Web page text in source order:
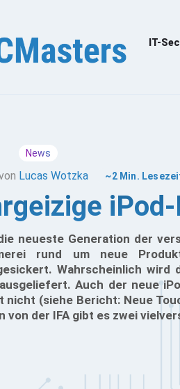
IT-
News
Lucas Wotzka ~2 Min.
neueste Generation der
rund um neue
Wahrscheinlich wird
Auch der neue
(siehe Bericht: Neue
von der IFA gibt es zwei